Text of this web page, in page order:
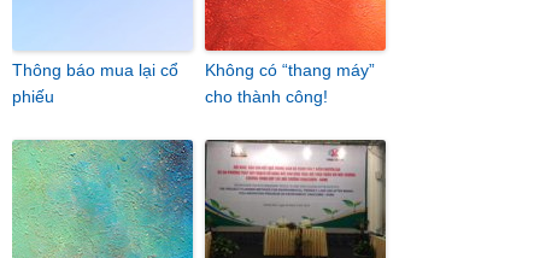
Thông báo mua lại cổ
phiếu
Không có “thang máy”
cho thành công!